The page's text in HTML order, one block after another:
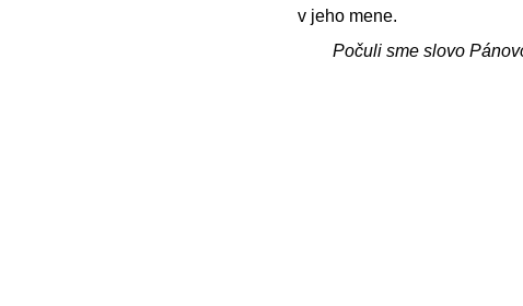
v jeho mene.
Počuli sme slovo